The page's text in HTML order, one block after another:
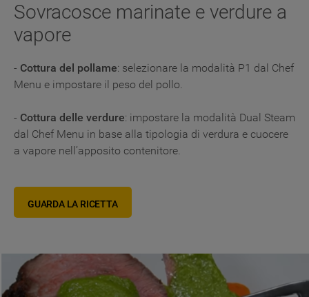
Sovracosce marinate e verdure a
vapore
- Cottura del pollame: selezionare la modalità P1 dal Chef
Menu e impostare il peso del pollo.
- Cottura delle verdure: impostare la modalità Dual Steam
dal Chef Menu in base alla tipologia di verdura e cuocere
a vapore nell’apposito contenitore.
GUARDA LA RICETTA